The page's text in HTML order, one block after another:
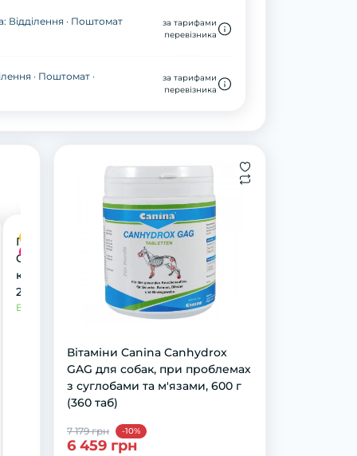
Відділення · Поштомат
за тарифами
перевізника
· Поштомат ·
за тарифами
перевізника
Вітаміни Canina Canhydrox
GAG для собак, при проблемах
з суглобами та м'язами, 600 г
(360 таб)
7 179 грн -10%
6 459 грн
Безкоштовна доставка
Поїлка-фонтан Trixie
Curved Stream для
котів та собак, біла,
2,5 л, 25х24,5х35 см
(пластик)
В наявності